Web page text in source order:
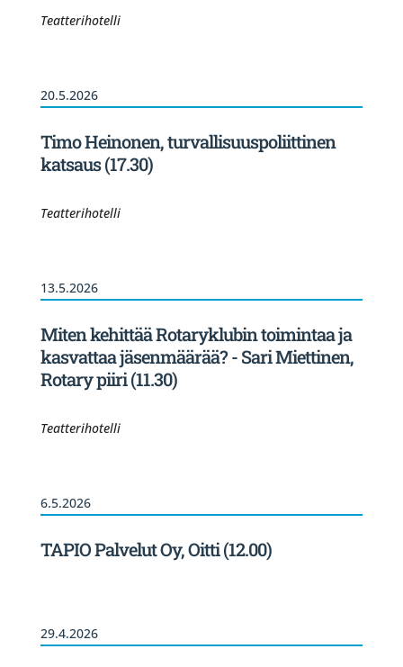
Teatterihotelli
20.5.2026
Timo Heinonen, turvallisuuspoliittinen
katsaus (17.30)
Teatterihotelli
13.5.2026
Miten kehittää Rotaryklubin toimintaa ja
kasvattaa jäsenmäärää? - Sari Miettinen,
Rotary piiri (11.30)
Teatterihotelli
6.5.2026
TAPIO Palvelut Oy, Oitti (12.00)
29.4.2026